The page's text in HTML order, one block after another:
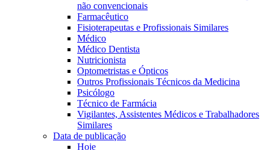
não convencionais
Farmacêutico
Fisioterapeutas e Profissionais Similares
Médico
Médico Dentista
Nutricionista
Optometristas e Ópticos
Outros Profissionais Técnicos da Medicina
Psicólogo
Técnico de Farmácia
Vigilantes, Assistentes Médicos e Trabalhadores
Similares
Data de publicação
Hoje